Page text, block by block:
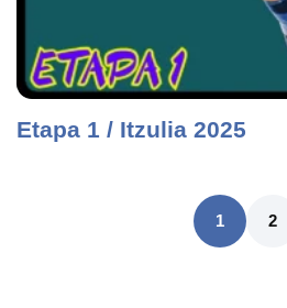
Etapa 1 / Itzulia 2025
1 2